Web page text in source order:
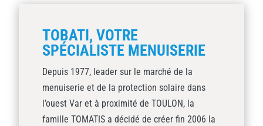
TOBATI, VOTRE
SPÉCIALISTE MENUISERIE
Depuis 1977, leader sur le marché de la
menuiserie et de la protection solaire dans
l’ouest Var et à proximité de TOULON, la
famille TOMATIS a décidé de créer fin 2006 la